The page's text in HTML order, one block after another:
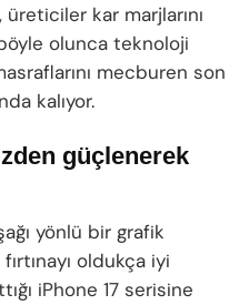
üreticiler kar marjlarını
olunca teknoloji
mecburen son
kalıyor.
güçlenerek
yönlü bir grafik
oldukça iyi
iPhone 17 serisine